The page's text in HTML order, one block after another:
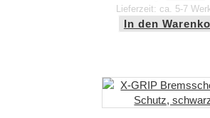
Lieferzeit: ca. 5-7
In den